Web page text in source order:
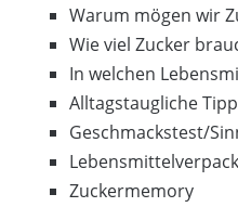
Warum mögen wir
Wie viel Zucker
In welchen
Alltagstaugliche
Geschmackstest/
Zuckermemory